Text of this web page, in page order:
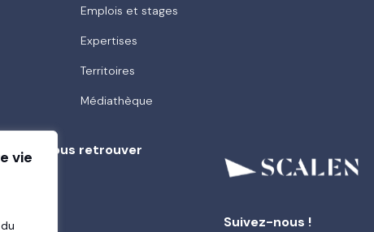
vie
Emplois et stages
Expertises
Territoires
Médiathèque
Où nous retrouver
Suivez-nous !